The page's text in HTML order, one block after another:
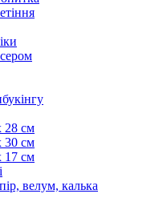
28 см
30 см
17 см
велум, калька